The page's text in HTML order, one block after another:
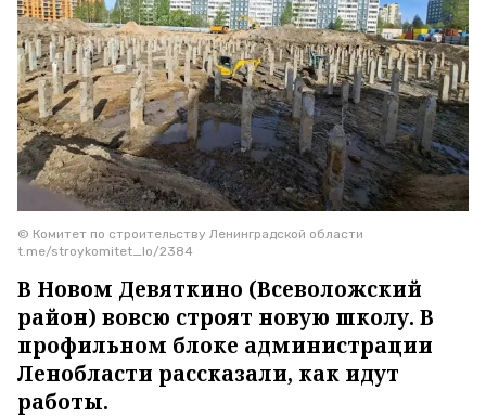
© Комитет по строительству Ленинградской области
t.me/stroykomitet_lo/2384
В Новом Девяткино (Всеволожский
район) вовсю строят новую школу. В
профильном блоке администрации
Ленобласти рассказали, как идут
работы.